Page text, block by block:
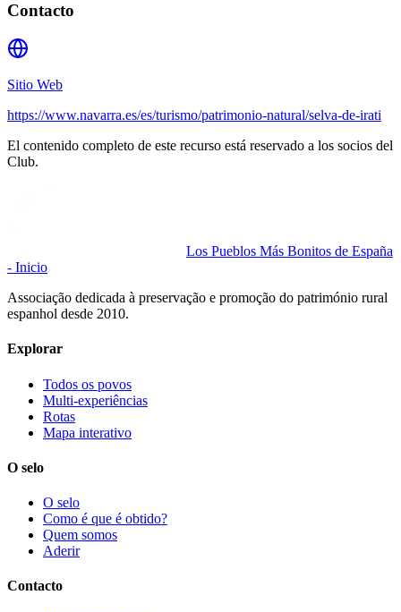
Contacto
Sitio Web
https://www.navarra.es/es/turismo/patrimonio-natural/selva-de-irati
El contenido completo de este recurso está reservado a los socios del
Club.
Los Pueblos Más Bonitos de España
- Inicio
Associação dedicada à preservação e promoção do património rural
espanhol desde 2010.
Explorar
Todos os povos
Multi-experiências
Rotas
Mapa interativo
O selo
O selo
Como é que é obtido?
Quem somos
Aderir
Contacto